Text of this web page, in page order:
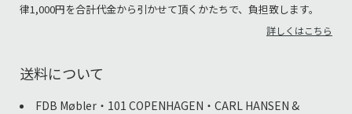
律1,000円を合計代金から引かせて頂くかたちで、負担致します。
詳しくはこちら
送料について
FDB Møbler・101 COPENHAGEN・CARL HANSEN &